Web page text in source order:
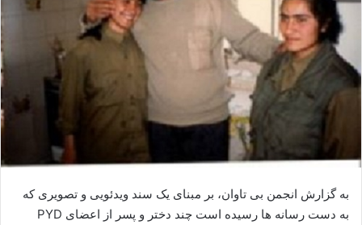
م
ی
ل
به گزارش انجمن بی تاوان، بر مبنای یک سند ویدئویی و تصویری که
به دست رسانه ها رسیده است چند دختر و پسر از اعضای PYD